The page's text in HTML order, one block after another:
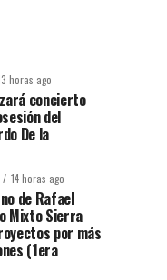
horas ago
concierto
del
De la
14 horas ago
de Rafael
Mixto Sierra
por más
(1era